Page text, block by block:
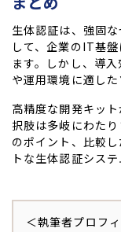
生体認証は、強固
して、企業のIT基
ます。しかし、導
や運用環境に適した
高精度な開発キッ
択肢は多岐にわた
のポイント、比較
トな生体認証シス
＜執筆者プロフ